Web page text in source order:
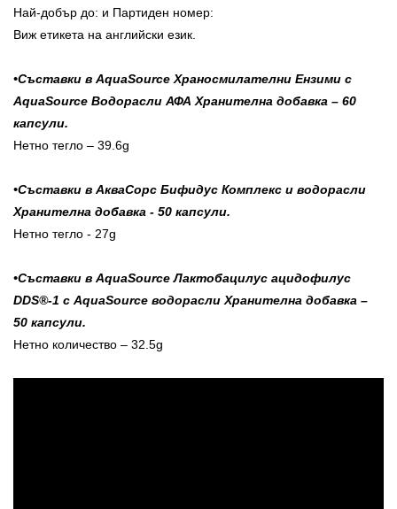
Най-добър до: и Партиден номер:
Виж етикета на английски език.
•Съставки в AquaSource Храносмилателни Eнзими с
AquaSource Водорасли АФА Хранителна добавка – 60
капсули.
Нетно тегло – 39.6g
•Съставки в АкваCорс Бифидус Комплекс и водорасли
Хранителна добавка - 50 капсули.
Нетно тегло - 27g
•Съставки в AquaSource Лактобацилус ацидофилус
DDS®-1 с AquaSource водорасли Хранителна добавка –
50 капсули.
Нетно количество – 32.5g